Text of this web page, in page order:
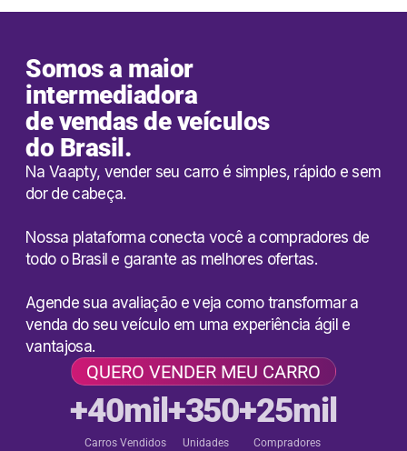
Somos a maior
intermediadora
de vendas de veículos
do Brasil.
Na Vaapty, vender seu carro é simples, rápido e sem
dor de cabeça.
Nossa plataforma conecta você a compradores de
todo o Brasil e garante as melhores ofertas.
Agende sua avaliação e veja como transformar a
venda do seu veículo em uma experiência ágil e
vantajosa.
QUERO VENDER MEU CARRO
+40mil
Carros Vendidos
+350
Unidades
+25mil
Compradores